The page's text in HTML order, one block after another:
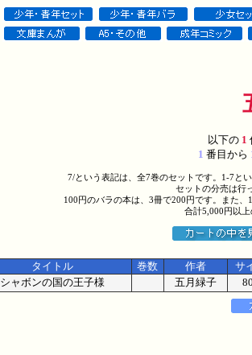
以下の1
1 番目から
7/という表記は、全7巻のセットです。1-7と
セットの分売は行
100円のバラの本は、3冊で200円です。また
合計5,000円以
タイトル 巻数 作者
サ
シャボンの国の王子様 五月緑子